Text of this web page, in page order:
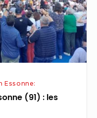
Essonne:
(91) : les